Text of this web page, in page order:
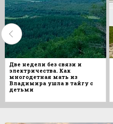
Две недели без связи и
электричества. Как
многодетная мать из
Владимира ушла в тайгу с
детьми